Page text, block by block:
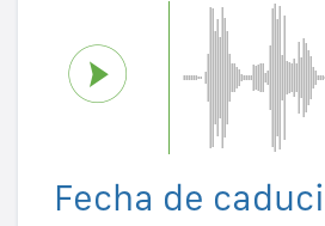
Fecha de